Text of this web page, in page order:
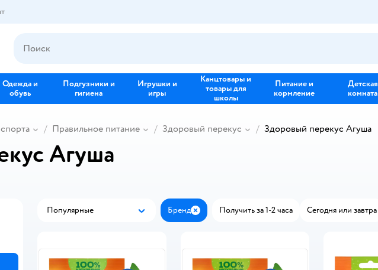
Одежда и
обувь
Подгузники и
гигиена
Игрушки и
игры
Канцтовары и
товары для
школы
Питание и
кормление
Детская
комната
Правильное питание Здоровый перекус Здоровый перекус Агуша
Агуша
Популярные
Популярные Бренд ЗакрытьПолучить за 1-2 часа Сегодня или завтра